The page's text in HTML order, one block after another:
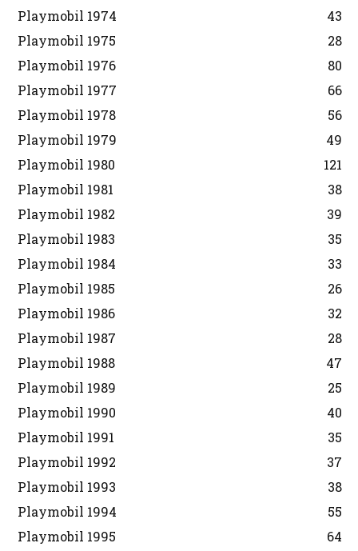
Playmobil 1974
43
Playmobil 1975
28
Playmobil 1976
80
Playmobil 1977
66
Playmobil 1978
56
Playmobil 1979
49
Playmobil 1980
121
Playmobil 1981
38
Playmobil 1982
39
Playmobil 1983
35
Playmobil 1984
33
Playmobil 1985
26
Playmobil 1986
32
Playmobil 1987
28
Playmobil 1988
47
Playmobil 1989
25
Playmobil 1990
40
Playmobil 1991
35
Playmobil 1992
37
Playmobil 1993
38
Playmobil 1994
55
Playmobil 1995
64